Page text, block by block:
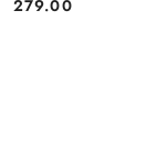
Cena:
279.00